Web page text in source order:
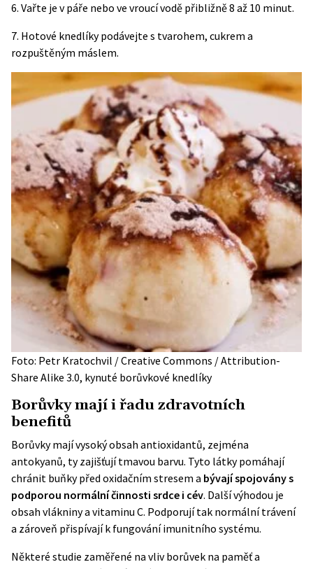
6. Vařte je v páře nebo ve vroucí vodě přibližně 8 až 10 minut.
7. Hotové knedlíky podávejte s tvarohem, cukrem a
rozpuštěným máslem.
Foto: Petr Kratochvil / Creative Commons / Attribution-
Share Alike 3.0, kynuté borůvkové knedlíky
Borůvky mají i řadu zdravotních
benefitů
Borůvky mají vysoký obsah antioxidantů, zejména
antokyanů, ty zajišťují tmavou barvu. Tyto látky pomáhají
chránit buňky před oxidačním stresem a bývají spojovány s
podporou normální činnosti srdce i cév. Další výhodou je
obsah vlákniny a vitaminu C. Podporují tak normální trávení
a zároveň přispívají k fungování imunitního systému.
Některé studie zaměřené na vliv borůvek na paměť a